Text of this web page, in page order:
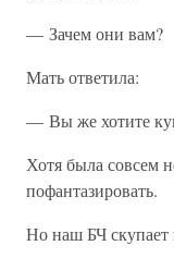
— Зачем они вам?
Мать ответила:
— Вы же хотите
Хотя была совсем
пофантазировать.
Но наш БЧ скупает